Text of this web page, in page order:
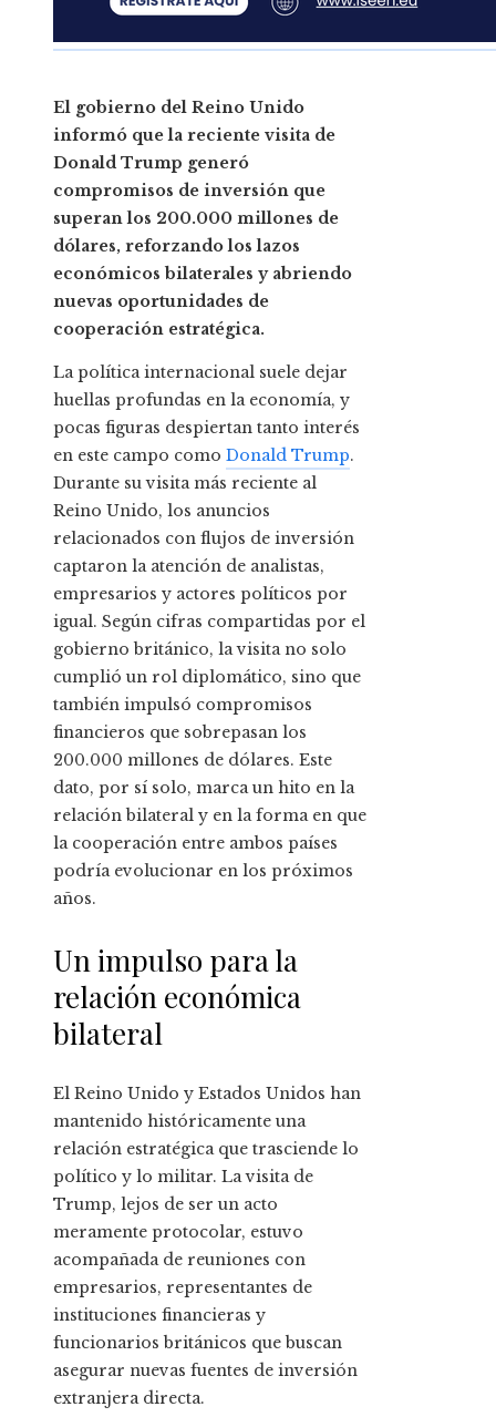
El gobierno del Reino Unido
informó que la reciente visita de
Donald Trump generó
compromisos de inversión que
superan los 200.000 millones de
dólares, reforzando los lazos
económicos bilaterales y abriendo
nuevas oportunidades de
cooperación estratégica.
La política internacional suele dejar
huellas profundas en la economía, y
pocas figuras despiertan tanto interés
en este campo como Donald Trump.
Durante su visita más reciente al
Reino Unido, los anuncios
relacionados con flujos de inversión
captaron la atención de analistas,
empresarios y actores políticos por
igual. Según cifras compartidas por el
gobierno británico, la visita no solo
cumplió un rol diplomático, sino que
también impulsó compromisos
financieros que sobrepasan los
200.000 millones de dólares. Este
dato, por sí solo, marca un hito en la
relación bilateral y en la forma en que
la cooperación entre ambos países
podría evolucionar en los próximos
años.
Un impulso para la
relación económica
bilateral
El Reino Unido y Estados Unidos han
mantenido históricamente una
relación estratégica que trasciende lo
político y lo militar. La visita de
Trump, lejos de ser un acto
meramente protocolar, estuvo
acompañada de reuniones con
empresarios, representantes de
instituciones financieras y
funcionarios británicos que buscan
asegurar nuevas fuentes de inversión
extranjera directa.